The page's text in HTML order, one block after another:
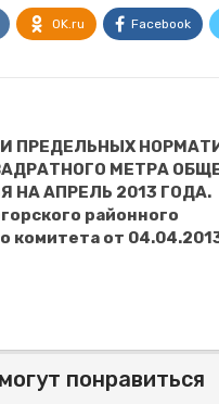
OK.ru Facebook
ПРЕДЕЛЬНЫХ
МЕТРА
АПРЕЛЬ 2013 ГОДА.
районного
комитета от
понравиться